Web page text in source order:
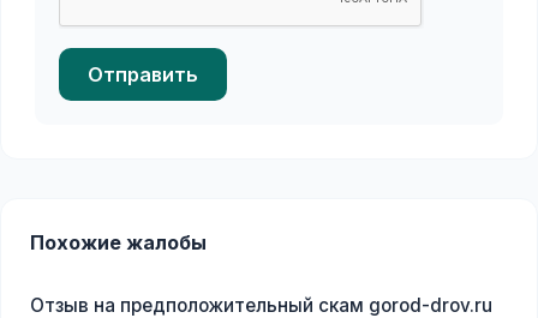
Отправить
Похожие жалобы
Отзыв на предположительный скам gorod-drov.ru